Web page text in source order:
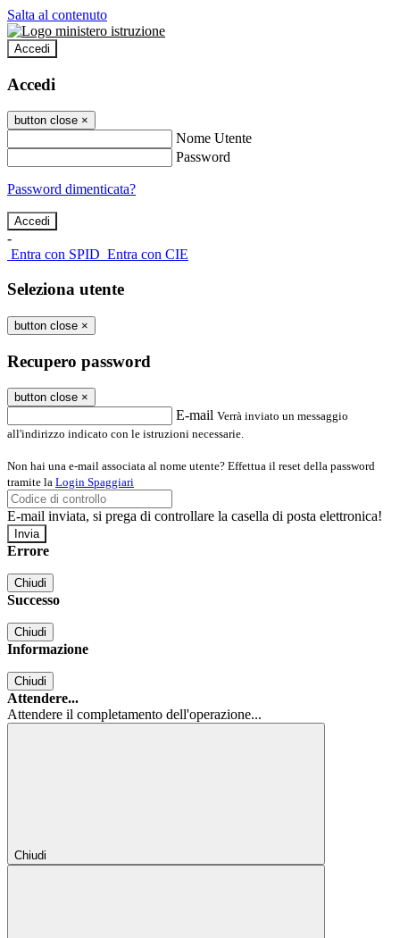
Salta al contenuto
Accedi
Accedi
button close ×
Nome Utente
Password
Password dimenticata?
-
Entra con SPID Entra con CIE
Seleziona utente
button close ×
Recupero password
button close ×
E-mail Verrà inviato un messaggio
all'indirizzo indicato con le istruzioni necessarie.
Non hai una e-mail associata al nome utente? Effettua il reset della password
tramite la Login Spaggiari
E-mail inviata, si prega di controllare la casella di posta elettronica!
Errore
Chiudi
Successo
Chiudi
Informazione
Chiudi
Attendere...
Attendere il completamento dell'operazione...
Chiudi